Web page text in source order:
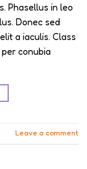
Phasellus in leo
Donec sed
a iaculis. Class
conubia
Leave a comment